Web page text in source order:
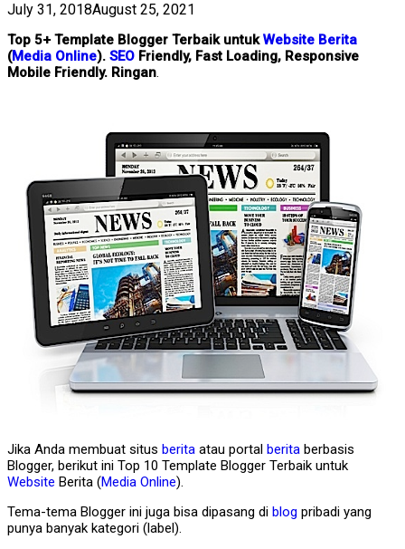
July 31, 2018August 25, 2021
Top 5+ Template Blogger Terbaik untukWebsite Berita
(Media Online). SEO Friendly, Fast Loading, Responsive
Mobile Friendly. Ringan.
Jika Anda membuat situs berita atau portal berita berbasis
Blogger, berikut ini Top 10 Template Blogger Terbaik untuk
Website Berita (Media Online).
Tema-tema Blogger ini juga bisa dipasang di blog pribadi yang
punya banyak kategori (label).